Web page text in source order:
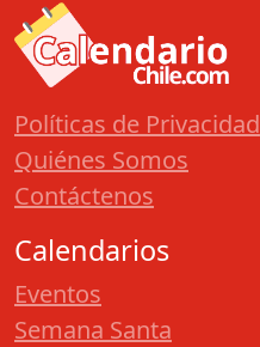
Políticas de Privacidad
Quiénes Somos
Contáctenos
Calendarios
Eventos
Semana Santa